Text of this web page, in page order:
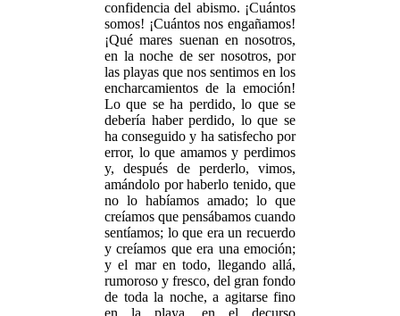
confidencia del abismo. ¡Cuántos
somos! ¡Cuántos nos engañamos!
¡Qué mares suenan en nosotros,
en la noche de ser nosotros, por
las playas que nos sentimos en los
encharcamientos de la emoción!
Lo que se ha perdido, lo que se
debería haber perdido, lo que se
ha conseguido y ha satisfecho por
error, lo que amamos y perdimos
y, después de perderlo, vimos,
amándolo por haberlo tenido, que
no lo habíamos amado; lo que
creíamos que pensábamos cuando
sentíamos; lo que era un recuerdo
y creíamos que era una emoción;
y el mar en todo, llegando allá,
rumoroso y fresco, del gran fondo
de toda la noche, a agitarse fino
en la playa, en el decurso